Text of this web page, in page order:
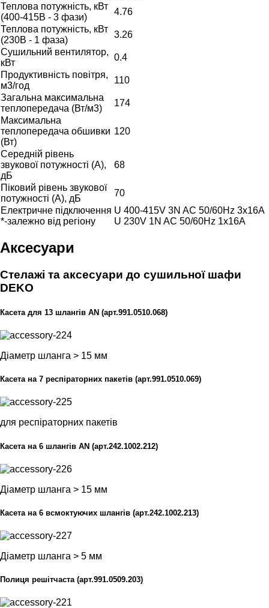
Теплова потужність, кВт
(400-415В - 3 фази)
4.76
Теплова потужність, кВт
(230В - 1 фаза)
3.26
Сушильний вентилятор,
кВт
0.4
Продуктивність повітря,
м3/год
110
Загальна максимальна
теплопередача (Вт/м3)
174
Максимальна
теплопередача обшивки
(Вт)
120
Середній рівень
звукової потужності (А),
дБ
68
Піковий рівень звукової
потужності (А), дБ
70
Електричне підключення
*-залежно від регіону
U 400-415V 3N AC 50/60Hz 3x16A
U 230V 1N AC 50/60Hz 1x16A
Аксесуари
Стелажі та аксесуари до сушильної шафи
DEKO
Касета для 13 шлангів AN (арт.991.0510.068)
Діаметр шланга > 15 мм
Касета на 7 респіраторних пакетів (арт.991.0510.069)
для респіраторних пакетів
Касета на 6 шлангів АN (арт.242.1002.212)
Діаметр шланга > 15 мм
Касета на 6 всмоктуючих шлангів (арт.242.1002.213)
Діаметр шланга > 5 мм
Полиця решітчаста (арт.991.0509.203)